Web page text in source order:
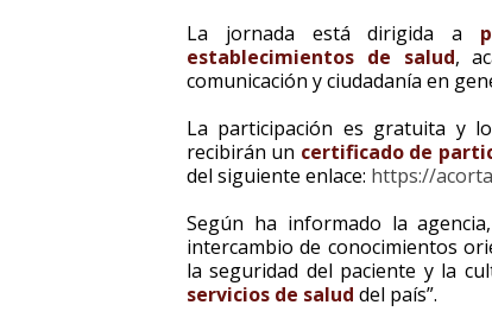
La jornada está dirigida a
establecimientos de salud,
comunicación y ciudadanía en
La participación es gratuita y
recibirán un certificado de
del siguiente enlace: https://
Según ha informado la
intercambio de conocimientos
la seguridad del paciente y la
servicios de salud del país”.